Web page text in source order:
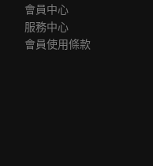
會員中心
服務中心
會員使用條款